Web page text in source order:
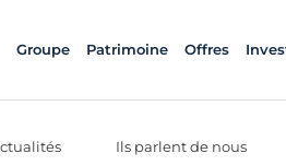
Groupe Patrimoine Offres
Ils parlent de nous